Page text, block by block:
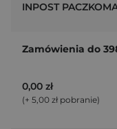
INPOST
0,00 zł
(+ 5,00 zł pobranie)